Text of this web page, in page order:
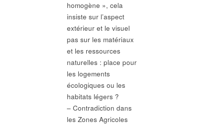
homogène », cela
insiste sur l’aspect
extérieur et le visuel
pas sur les matériaux
et les ressources
naturelles : place pour
les logements
écologiques ou les
habitats légers ?
– Contradiction dans
les Zones Agricoles